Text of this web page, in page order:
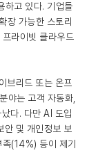
하고 있다. 기업들
장 가능한 스토리
라이빗 클라우드
브리드 또는 온프
야는 고객 자동화,
다. 다만 AI 도입
및 개인정보 보
(14%) 등이 제기